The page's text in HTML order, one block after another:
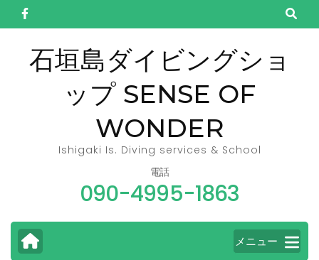
ン
石垣島ダイビングショ
ップ SENSE OF
WONDER
Ishigaki Is. Diving services & School
電話
090-4995-1863
メニュー